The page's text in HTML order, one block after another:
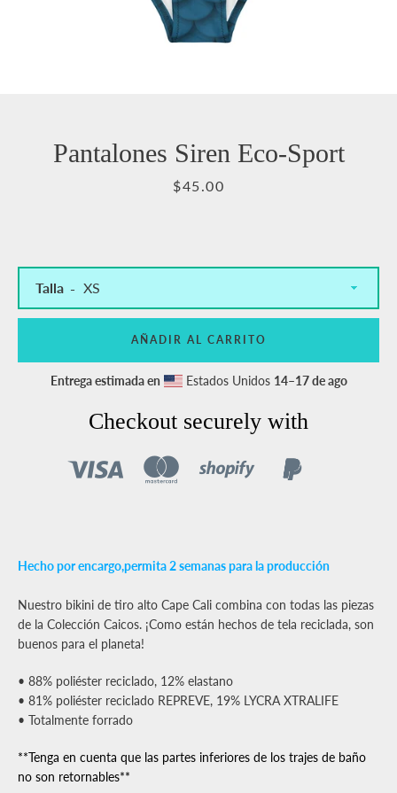
InstagramYouTube
Pantalones Siren Eco-Sport
Precio
$45.00
Hecho por encargo,permita 2 semanas para la producción
Nuestro bikini de tiro alto Cape Cali combina con todas las piezas
de la Colección Caicos. ¡Como están hechos de tela reciclada, son
buenos para el planeta!
• 88% poliéster reciclado, 12% elastano
• 81% poliéster reciclado REPREVE, 19% LYCRA XTRALIFE
• Totalmente forrado
**Tenga en cuenta que las partes inferiores de los trajes de baño
no son retornables**
Talla
AÑADIR AL CARRITO
Entrega estimada en Estados Unidos 14⁠–17 de ago
Checkout securely with